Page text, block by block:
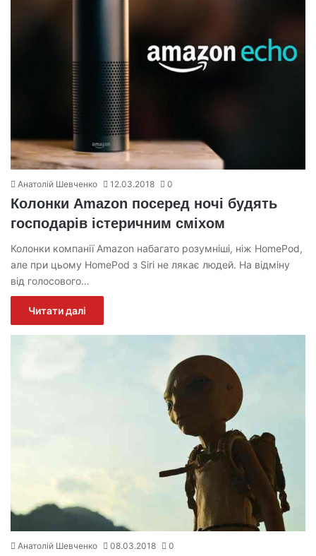
Анатолій Шевченко 12.03.2018 0
Колонки Amazon посеред ночі будять
господарів істеричним сміхом
Колонки компанії Amazon набагато розумніші, ніж HomePod,
але при цьому HomePod з Siri не лякає людей. На відміну
від голосового…
Читати далі
Анатолій Шевченко 08.03.2018 0